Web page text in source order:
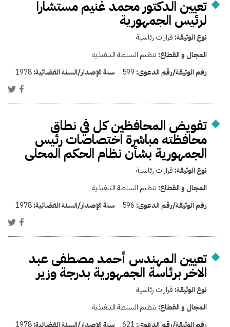
تعيين الدكتور محمد غنيم مستشارا
لرئيس الجمهورية
نوع الوثيقة: قرارات رئاسية
المجال و القطاع: تنظيم السلطة التنفيذية
رقم الوثيقة/رقم الدعوى: 599 سنة الإصدار/السنة القضائية:1978
تفويض المحافظين كل في نطاق
محافظته مباشرة اختصاصات رئيس
الجمهورية بشأن نظام الحكم المحلى
نوع الوثيقة: قرارات رئاسية
المجال و القطاع: تنظيم السلطة التنفيذية
رقم الوثيقة/رقم الدعوى: 596 سنة الإصدار/السنة القضائية:1978
تعيين المهندس أحمد مصطفى عبد
الاخر برئاسة الجمهورية بدرجة وزير
نوع الوثيقة: قرارات رئاسية
المجال و القطاع: تنظيم السلطة التنفيذية
رقم الوثيقة/رقم الدعوى: 621 سنة الإصدار/السنة القضائية:1978